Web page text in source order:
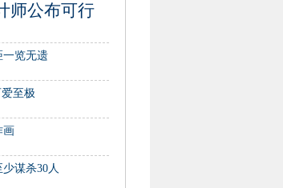
师公布可行
一览无遗
至极
画
谋杀30人